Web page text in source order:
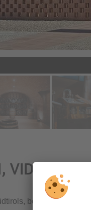
VIDI, PUNI
befindet sich